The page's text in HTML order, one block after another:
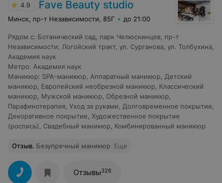
4.9 Fave Beauty studio
Минск, пр-т Независимости, 85Г до 21:00
Рядом с: Ботанический сад парк Челюскинцев пр-т
Независимости
Логойский тракт, ул. Сурганова ул. Толбухина
Академия наук
Метро: Академия наук
Маникюр: SPA-маникюр Аппаратный маникюр
Детский
маникюр
Европейский необрезной маникюр
Классический
маникюр
Мужской маникюр Обрезной маникюр
Парафинотерапия Уход за руками Долговременное покрытие
Декоративное покрытие
Художественное покрытие
(роспись)
Свадебный маникюр Комбинированный маникюр
Отзыв. Безупречный маникюр Еще
Отзывы326